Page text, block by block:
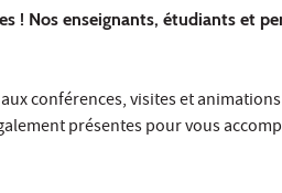
! Nos enseignants, étudiants et
conférences, visites et
présentes pour vous